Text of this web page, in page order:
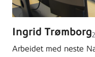
Ingrid Trømborg
ut
Arbeidet med neste